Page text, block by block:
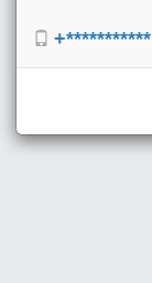
+***********